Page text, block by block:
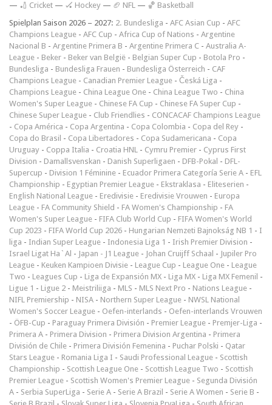
— 🏏 Cricket — 🏑 Hockey — 🏈 NFL — 🏀 Basketball
Spielplan Saison 2026 – 2027: 2. Bundesliga - AFC Asian Cup - AFC
Champions League - AFC Cup - Africa Cup of Nations - Argentine
Nacional B - Argentine Primera B - Argentine Primera C - Australia A-
League - Beker - Beker van België - Belgian Super Cup - Botola Pro -
Bundesliga - Bundesliga Frauen - Bundesliga Österreich - CAF
Champions League - Canadian Premier League - Česká Liga -
Champions League - China League One - China League Two - China
Women's Super League - Chinese FA Cup - Chinese FA Super Cup -
Chinese Super League - Club Friendlies - CONCACAF Champions League
- Copa América - Copa Argentina - Copa Colombia - Copa del Rey -
Copa do Brasil - Copa Libertadores - Copa Sudamericana - Copa
Uruguay - Coppa Italia - Croatia HNL - Cymru Premier - Cyprus First
Division - Damallsvenskan - Danish Superligaen - DFB-Pokal - DFL-
Supercup - Division 1 Féminine - Ecuador Primera Categoría Serie A - EFL
Championship - Egyptian Premier League - Ekstraklasa - Eliteserien -
English National League - Eredivisie - Eredivisie Vrouwen - Europa
League - FA Community Shield - FA Women's Championship - FA
Women's Super League - FIFA Club World Cup - FIFA Women's World
Cup 2023 - FIFA World Cup 2026 - Hungarian Nemzeti Bajnokság NB 1 - I
liga - Indian Super League - Indonesia Liga 1 - Irish Premier Division -
Israel Ligat Ha`Al - Japan - J1 League - Johan Cruijff Schaal - Jupiler Pro
League - Keuken Kampioen Divisie - League Cup - League One - League
Two - Leagues Cup - Liga de Expansión MX - Liga MX - Liga MX Femenil -
Ligue 1 - Ligue 2 - Meistriliiga - MLS - MLS Next Pro - Nations League -
NIFL Premiership - NISA - Northern Super League - NWSL National
Women's Soccer League - Oefen-interlands - Oefen-interlands Vrouwen
- ÖFB-Cup - Paraguay Primera División - Premier League - Premjer-Liga -
Primera A - Primera Division - Primera Division Argentina - Primera
División de Chile - Primera División Femenina - Puchar Polski - Qatar
Stars League - Romania Liga I - Saudi Professional League - Scottish
Championship - Scottish League One - Scottish League Two - Scottish
Premier League - Scottish Women's Premier League - Segunda División
A - Serbia SuperLiga - Serie A - Serie A Brazil - Serie A Women - Serie B -